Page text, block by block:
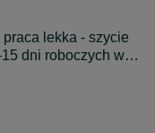
lekka - szycie
dni roboczych w